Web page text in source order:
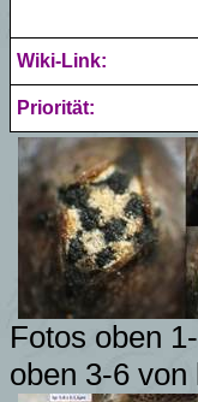
Wiki-Link:
Priorität:
Fotos oben
oben 3-6